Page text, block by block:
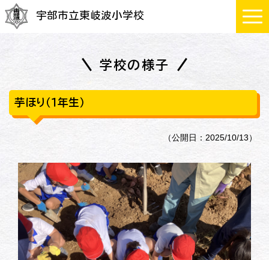
宇部市立東岐波小学校
学校の様子
芋ほり（１年生）
（公開日：2025/10/13）